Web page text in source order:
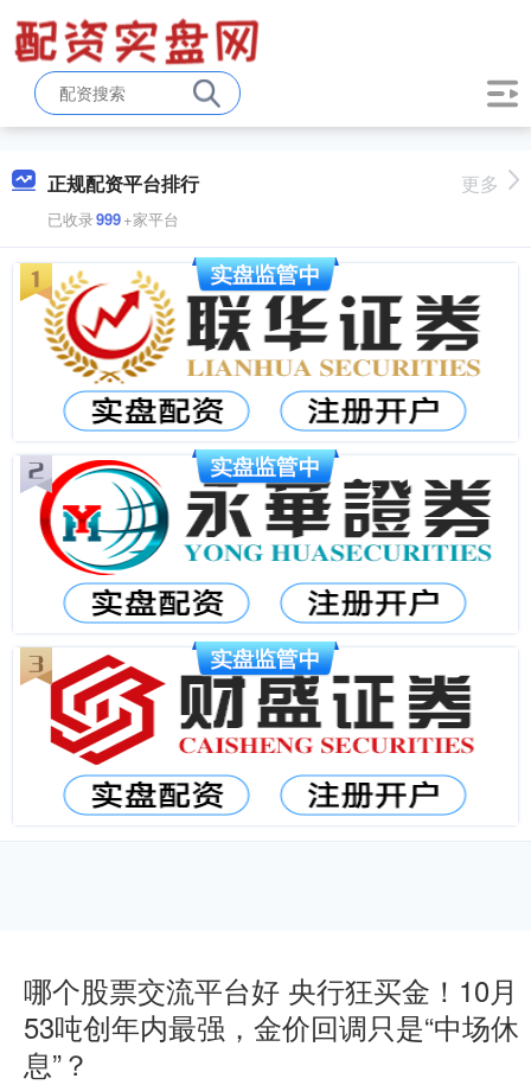
正规配资平台排行
已收录999+家平台
更多
哪个股票交流平台好 央行狂买金！10月
53吨创年内最强，金价回调只是“中场休
息”？